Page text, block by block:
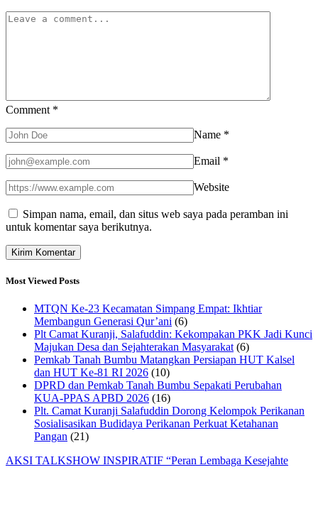
Comment *
Name *
Email *
Website
Simpan nama, email, dan situs web saya pada peramban ini
untuk komentar saya berikutnya.
Most Viewed Posts
MTQN Ke-23 Kecamatan Simpang Empat: Ikhtiar
Membangun Generasi Qur’ani (6)
Plt Camat Kuranji, Salafuddin: Kekompakan PKK Jadi Kunci
Majukan Desa dan Sejahterakan Masyarakat (6)
Pemkab Tanah Bumbu Matangkan Persiapan HUT Kalsel
dan HUT Ke-81 RI 2026 (10)
DPRD dan Pemkab Tanah Bumbu Sepakati Perubahan
KUA-PPAS APBD 2026 (16)
Plt. Camat Kuranji Salafuddin Dorong Kelompok Perikanan
Sosialisasikan Budidaya Perikanan Perkuat Ketahanan
Pangan (21)
AKSI TALKSHOW INSPIRATIF “Peran Lembaga Kesejahte